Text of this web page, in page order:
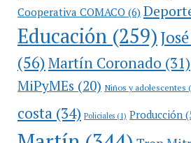
Cooperativa COMACO(6)
Educación(259)
(56)Martín Coronado (31)
MiPyMEs (20) Niños y adolescentes
costa(34) Policiales(1) Producción